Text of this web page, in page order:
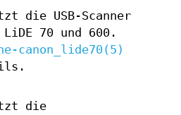
die USB-Scanner
LiDE 70 und 600.
canon_lide70(5)
die